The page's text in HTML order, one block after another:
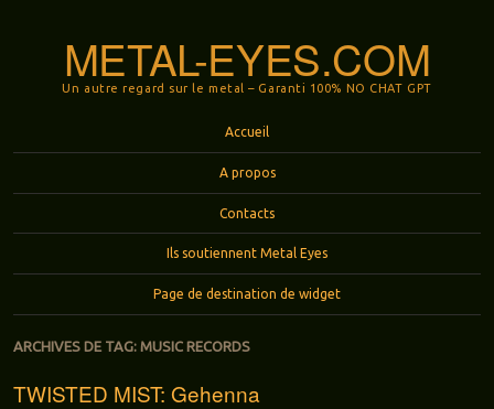
METAL-EYES.COM
Un autre regard sur le metal – Garanti 100% NO CHAT GPT
Accueil
A propos
Contacts
Ils soutiennent Metal Eyes
Page de destination de widget
ARCHIVES DE TAG: MUSIC RECORDS
TWISTED MIST: Gehenna